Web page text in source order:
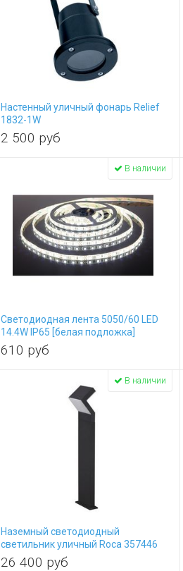
Настенный уличный фонарь Relief
1832-1W
2 500 руб
Светодиодная лента 5050/60 LED
14.4W IP65 [белая подложка]
белый свет
610 руб
В наличии
Наземный светодиодный
светильник уличный Roca 357446
26 400 руб
В наличии